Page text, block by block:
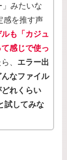
」みたいな
感を推す声
も「カジュ
感じで使っ
、 エラー出
なファイル
れくらい
試してみな